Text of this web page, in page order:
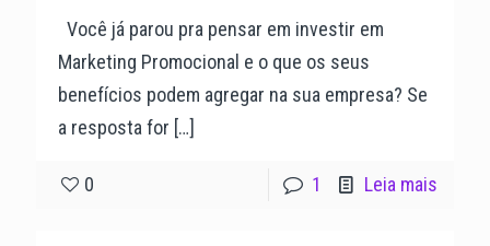
Você já parou pra pensar em investir em
Marketing Promocional e o que os seus
benefícios podem agregar na sua empresa? Se
a resposta for […]
0 1 Leia mais